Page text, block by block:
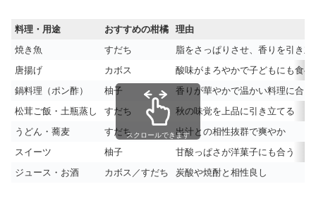
料理・用途 おすすめの柑橘
理由
焼き魚
すだち
脂をさっぱりさせ、香りを引き立
唐揚げ
カボス
酸味がまろやかで子どもにも食べ
鍋料理（ポン酢）
柚子
香りが華やかで温かい料理に合う
松茸ご飯・土瓶蒸し
すだち
秋の味覚を上品に引き立てる
うどん・蕎麦
すだち
出汁との相性抜群で爽やか
スイーツ
柚子
甘酸っぱさが洋菓子にも合う
ジュース・お酒
カボス／すだち 炭酸や焼酎と相性良し
スクロールできます